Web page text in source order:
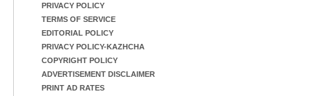
PRIVACY POLICY
TERMS OF SERVICE
EDITORIAL POLICY
PRIVACY POLICY-KAZHCHA
COPYRIGHT POLICY
ADVERTISEMENT DISCLAIMER
PRINT AD RATES